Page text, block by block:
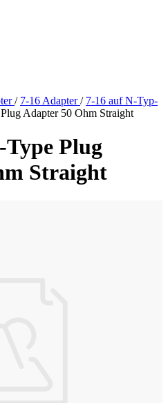
/ 7-16 Adapter/ 7-16 auf N-Typ-
Adapter 50 Ohm Straight
Plug
Straight